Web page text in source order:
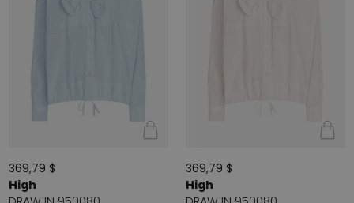
369,79 $
High
369,79 $
High